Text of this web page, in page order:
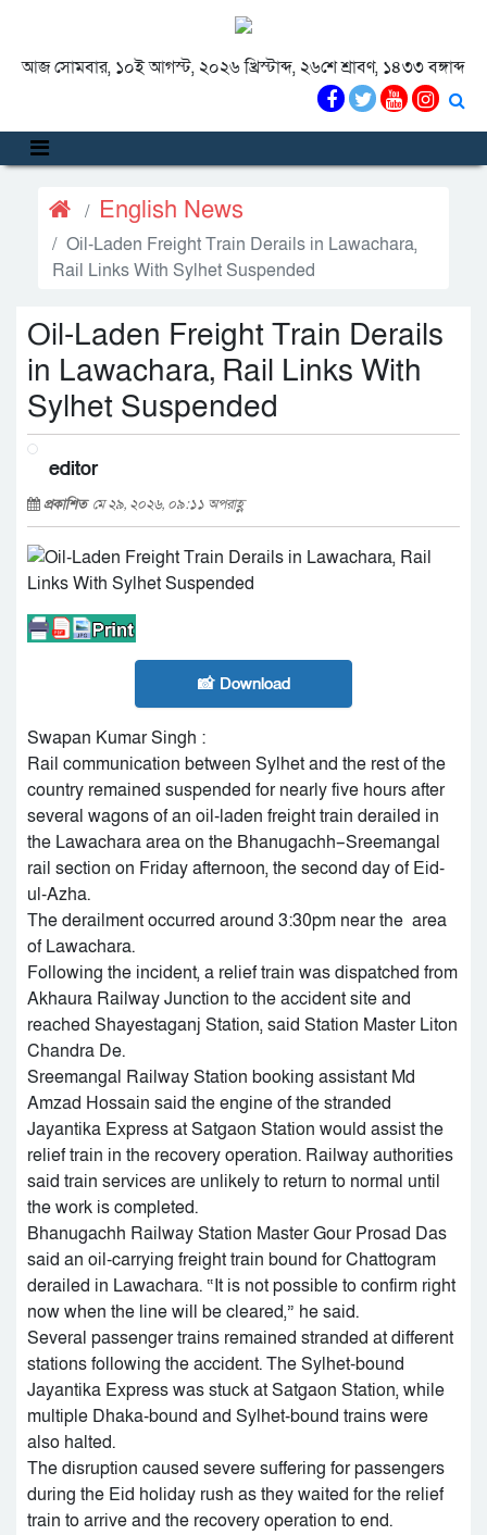
আজ সোমবার, ১০ই আগস্ট, ২০২৬ খ্রিস্টাব্দ, ২৬শে শ্রাবণ, ১৪৩৩ বঙ্গাব্দ
English News
Oil-Laden Freight Train Derails in Lawachara,
Rail Links With Sylhet Suspended
Oil-Laden Freight Train Derails
in Lawachara, Rail Links With
Sylhet Suspended
editor
প্রকাশিত মে ২৯, ২০২৬, ০৯:১১ অপরাহ্ণ
📸 Download
Swapan Kumar Singh :
Rail communication between Sylhet and the rest of the
country remained suspended for nearly five hours after
several wagons of an oil-laden freight train derailed in
the Lawachara area on the Bhanugachh–Sreemangal
rail section on Friday afternoon, the second day of Eid-
ul-Azha.
The derailment occurred around 3:30pm near the area
of Lawachara.
Following the incident, a relief train was dispatched from
Akhaura Railway Junction to the accident site and
reached Shayestaganj Station, said Station Master Liton
Chandra De.
Sreemangal Railway Station booking assistant Md
Amzad Hossain said the engine of the stranded
Jayantika Express at Satgaon Station would assist the
relief train in the recovery operation. Railway authorities
said train services are unlikely to return to normal until
the work is completed.
Bhanugachh Railway Station Master Gour Prosad Das
said an oil-carrying freight train bound for Chattogram
derailed in Lawachara. “It is not possible to confirm right
now when the line will be cleared,” he said.
Several passenger trains remained stranded at different
stations following the accident. The Sylhet-bound
Jayantika Express was stuck at Satgaon Station, while
multiple Dhaka-bound and Sylhet-bound trains were
also halted.
The disruption caused severe suffering for passengers
during the Eid holiday rush as they waited for the relief
train to arrive and the recovery operation to end.